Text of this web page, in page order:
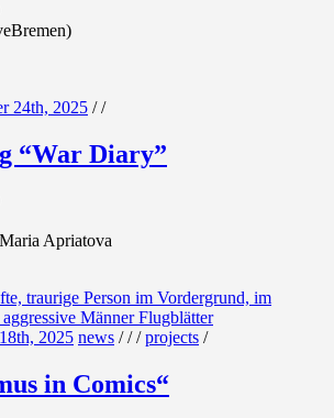
24th, 2025 //
“War Diary”
Apriatova
2025 news ///projects /
in Comics“